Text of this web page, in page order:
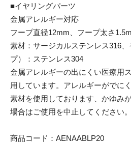
■イヤリングパーツ
金属アレルギー対応
フープ直径12mm、フープ太さ
素材：サージカルステンレス316
プ）：ステンレス304
金属アレルギーの出にくい医療用
用しています。アレルギーがでに
素材を使用しております、かゆみ
場合はご使用を中止してください。
商品コード：AENAABLP20